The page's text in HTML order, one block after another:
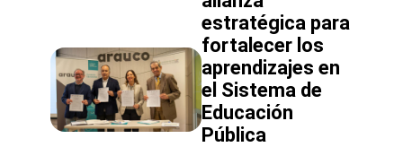
crecimiento
del
sistema
estratégica para
fortalecer los
aprendizajes en
el Sistema de
Educación
Pública